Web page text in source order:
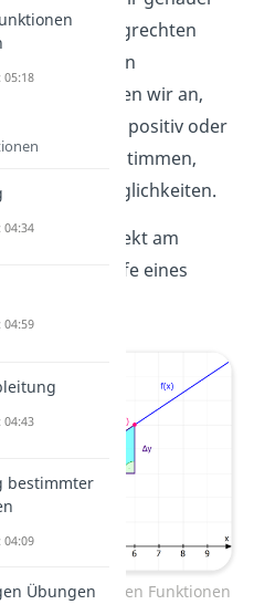
zu den waagrechten
Geraden
Jetzt nehmen wir an,
immer positiv oder
Um sie zu bestimmen,
Möglichkeiten.
ist es direkt am
mithilfe eines
von linearen Funktionen
04:34
04:43
bestimmter
Übungen